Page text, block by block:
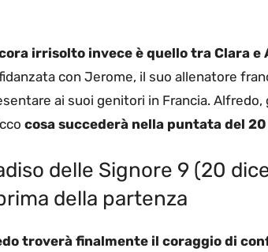
irrisolto invece è quello tra Clara e
con Jerome, il suo allenatore
ai suoi genitori in Francia. Alfredo,
cosa succederà nella puntata del
delle Signore 9 (20
della partenza
troverà finalmente il coraggio di